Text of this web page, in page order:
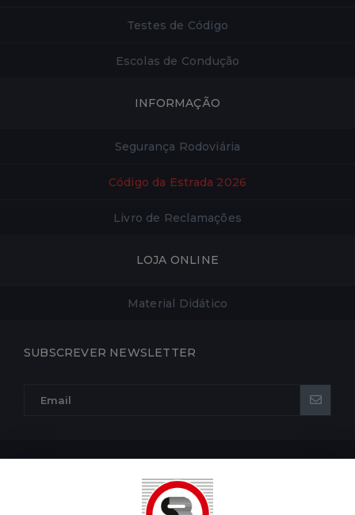
Testes de Código
Escolas de Condução
INFORMAÇÃO
Segurança Rodoviária
Código da Estrada 2026
Livro de Reclamações
LOJA ONLINE
Material Didático
SUBSCREVER NEWSLETTER